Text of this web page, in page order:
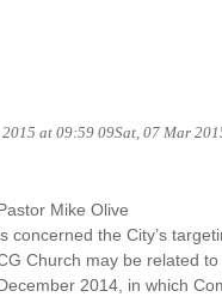
2015 at 09:59 09Sat, 07 Mar
Mike Olive
concerned the City’s
Church may be related
2014, in which